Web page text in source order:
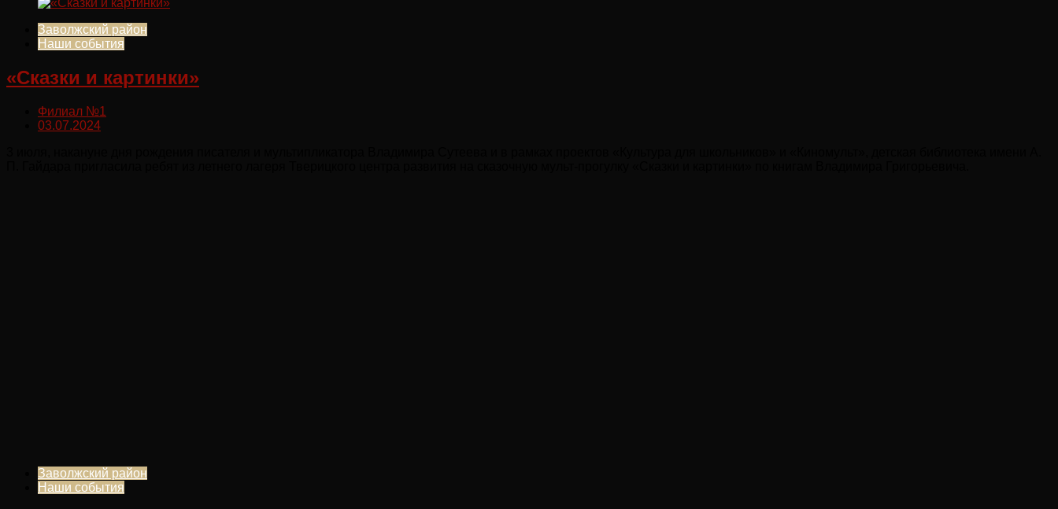
Заволжский район
Наши события
«Сказки и картинки»
Филиал №1
03.07.2024
Заволжский район
Наши события